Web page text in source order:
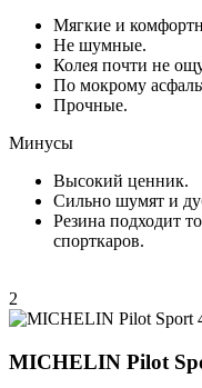
Мягкие и
Не шумные.
Колея почти не
По мокрому
Прочные.
Минусы
Высокий ценник.
Сильно шумят и
Резина подходит
спорткаров.
2
MICHELIN Pilot